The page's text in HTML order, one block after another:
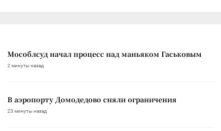
Мособлсуд начал процесс над маньяком Гаськовым
2 минуты назад
В аэропорту Домодедово сняли ограничения
23 минуты назад